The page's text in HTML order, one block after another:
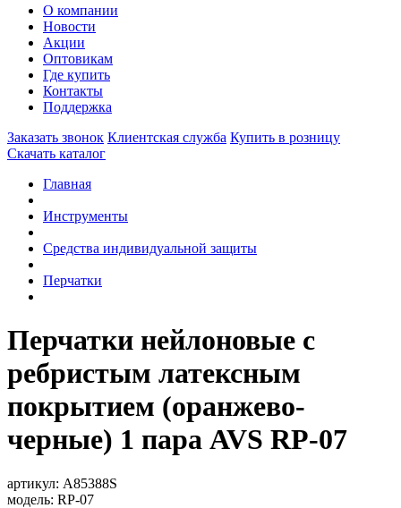
О компании
Новости
Акции
Оптовикам
Где купить
Контакты
Поддержка
Заказать звонок Клиентская служба Купить в розницу
Скачать каталог
Главная
Инструменты
Средства индивидуальной защиты
Перчатки
Перчатки нейлоновые с
ребристым латексным
покрытием (оранжево-
черные) 1 пара AVS RP-07
артикул: A85388S
модель: RP-07